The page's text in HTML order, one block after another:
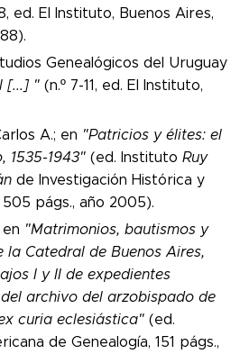
ed. El Instituto, Buenos Aires,
Genealógicos del Uruguay
[...] " (n.º 7-11, ed. El Instituto,
A.; en "Patricios y élites: el
1535-1943" (ed. Instituto Ruy
de Investigación Histórica y
505 págs., año 2005).
en "Matrimonios, bautismos y
la Catedral de Buenos Aires,
I y II de expedientes
archivo del arzobispado de
curia eclesiástica" (ed.
de Genealogía, 151 págs.,